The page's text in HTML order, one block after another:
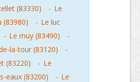
(83330) - Le
(83980)
- Le luc
- Le muy (83490)
-
la-tour (83120)
-
(83220)
- Le
eaux (83200)
- Le